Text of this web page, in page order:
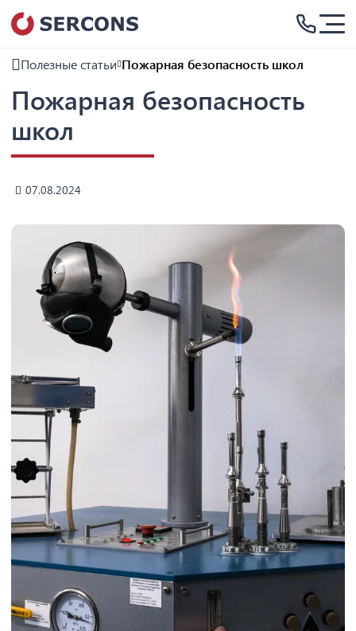
Полезные статьи Пожарная безопасность школ
Пожарная безопасность
школ
07.08.2024